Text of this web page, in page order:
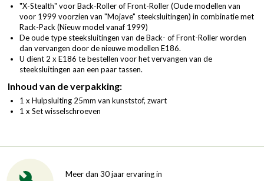
"X-Stealth" voor Back-Roller of Front-Roller (Oude modellen van
voor 1999 voorzien van "Mojave" steeksluitingen) in combinatie met
Rack-Pack (Nieuw model vanaf 1999)
De oude type steeksluitingen van de Back- of Front-Roller worden
dan vervangen door de nieuwe modellen E186.
U dient 2 x E186 te bestellen voor het vervangen van de
steeksluitingen aan een paar tassen.
Inhoud van de verpakking:
1 x Hulpsluiting 25mm van kunststof, zwart
1 x Set wisselschroeven
Meer dan 30 jaar ervaring in